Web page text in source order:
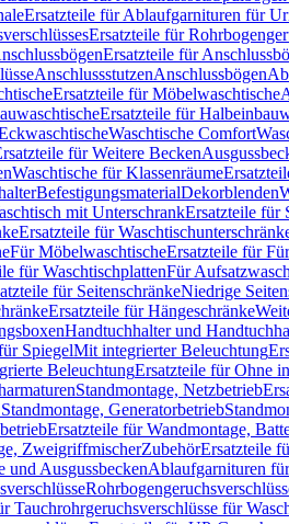
Ersatzteile für Ablaufgarnituren für
Ersatzteile für
Ersatzteile für
AnschlussstutzenAnschlussbögen
Ersatzteile für Möbelwaschtische
Ersatzteile für
Waschtische Comfort
für Weitere Becken
Waschtische für Klassenräume
BefestigungsmaterialDekorblenden
mit UnterschrankErsatzteile für
Ersatzteile für
Für MöbelwaschtischeErsatzteile für
für WaschtischplattenFür
für SeitenschränkeNiedrige
Ersatzteile für Hängeschränke
Handtuchhalter und
SpiegelMit integrierter Beleuchtung
BeleuchtungErsatzteile für Ohne
Standmontage, Netzbetrieb
Generatorbetrieb
Ersatzteile für Wandmontage,
ZweigriffmischerZubehörErsatzteile
und AusgussbeckenAblaufgarnituren
Tauchrohrgeruchsverschlüsse für